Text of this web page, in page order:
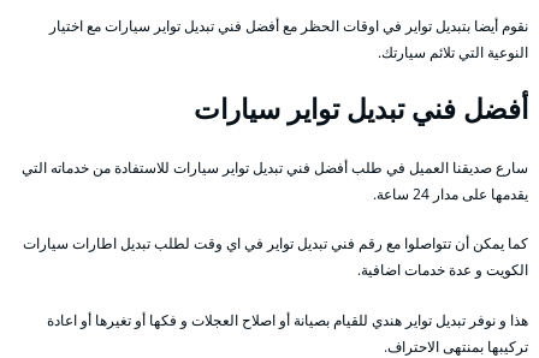
نقوم أيضا بتبديل تواير في اوقات الحظر مع أفضل فني تبديل تواير سيارات مع اختيار
النوعية التي تلائم سيارتك.
أفضل فني تبديل تواير سيارات
سارع صديقنا العميل في طلب أفضل فني تبديل تواير سيارات للاستفادة من خدماته التي
يقدمها على مدار 24 ساعة.
كما يمكن أن تتواصلوا مع رقم فني تبديل تواير في اي وقت لطلب تبديل اطارات سيارات
الكويت و عدة خدمات اضافية.
هذا و نوفر تبديل تواير هندي للقيام بصيانة أو اصلاح العجلات و فكها أو تغيرها أو اعادة
تركيبها بمنتهى الاحتراف.